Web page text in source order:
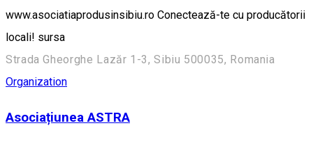
www.asociatiaprodusinsibiu.ro Conectează-te cu producătorii
locali! sursa
Strada Gheorghe Lazăr 1-3, Sibiu 500035, Romania
Organization
Asociațiunea ASTRA